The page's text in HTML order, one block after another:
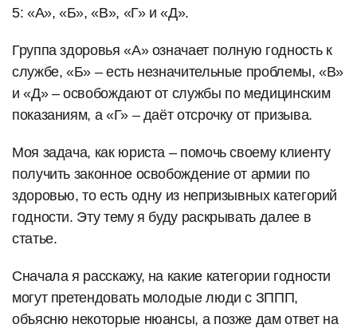
5: «А», «Б», «В», «Г» и «Д».
Группа здоровья «А» означает полную годность к
службе, «Б» – есть незначительные проблемы, «В»
и «Д» – освобождают от службы по медицинским
показаниям, а «Г» – даёт отсрочку от призыва.
Моя задача, как юриста – помочь своему клиенту
получить законное освобождение от армии по
здоровью, то есть одну из непризывных категорий
годности. Эту тему я буду раскрывать далее в
статье.
Сначала я расскажу, на какие категории годности
могут претендовать молодые люди с ЗППП,
объясню некоторые нюансы, а позже дам ответ на